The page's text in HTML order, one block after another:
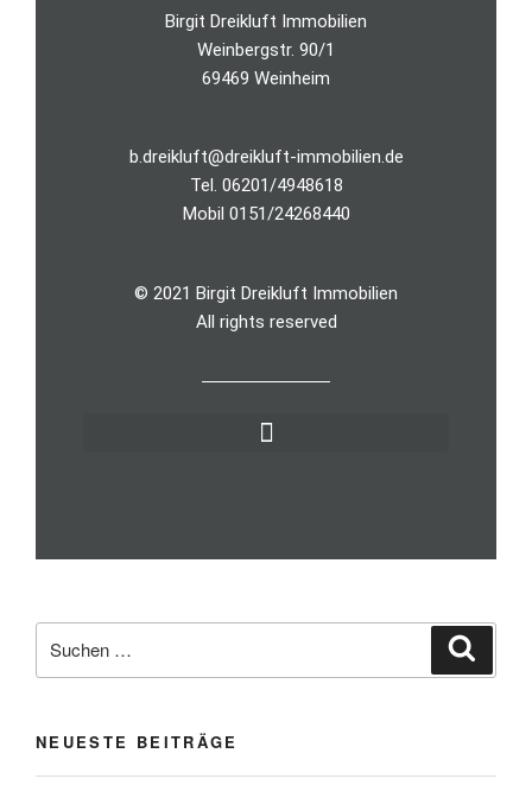
Birgit Dreikluft Immobilien
Weinbergstr. 90/1
69469 Weinheim
b.dreikluft@dreikluft-immobilien.de
Tel. 06201/4948618
Mobil 0151/24268440
© 2021 Birgit Dreikluft Immobilien
All rights reserved
NEUESTE BEITRÄGE